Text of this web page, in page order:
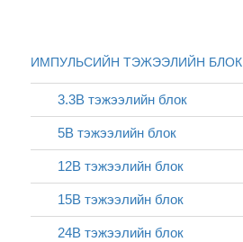
ИМПУЛЬСИЙН ТЭЖЭЭЛИЙН БЛОК
3.3В тэжээлийн блок
5В тэжээлийн блок
12В тэжээлийн блок
15В тэжээлийн блок
24В тэжээлийн блок